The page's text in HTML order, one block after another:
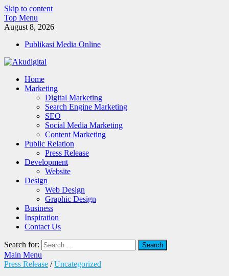
Skip to content
Top Menu
August 8, 2026
Publikasi Media Online
Akudigital
Digital Marketing Tips dan Trik
Home
Marketing
Digital Marketing
Search Engine Marketing
SEO
Social Media Marketing
Content Marketing
Public Relation
Press Release
Development
Website
Design
Web Design
Graphic Design
Business
Inspiration
Contact Us
Search for:
Main Menu
Press Release /Uncategorized